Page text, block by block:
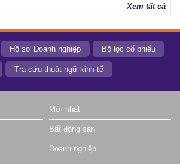
Xem tất cả
Hồ sơ Doanh nghiệp Bộ lọc cổ phiếu
Tra cứu thuật ngữ kinh tế
Mới nhất
Bất động sản
Doanh nghiệp